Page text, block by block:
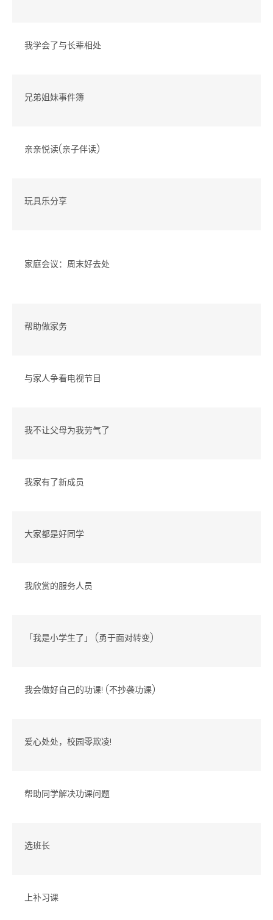
我学会了与长辈相处
兄弟姐妹事件簿
亲亲悦读(亲子伴读)
玩具乐分享
家庭会议：周末好去处
帮助做家务
与家人争看电视节目
我不让父母为我劳气了
我家有了新成员
大家都是好同学
我欣赏的服务人员
「我是小学生了」 (勇于面对转变)
我会做好自己的功课! (不抄袭功课)
爱心处处，校园零欺凌!
帮助同学解决功课问题
选班长
上补习课